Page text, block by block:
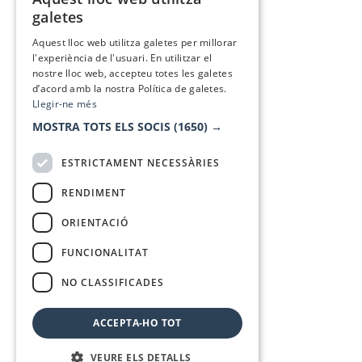
galetes
Aquest lloc web utilitza galetes per millorar
l'experiència de l'usuari. En utilitzar el
nostre lloc web, accepteu totes les galetes
d’acord amb la nostra Política de galetes.
Llegir-ne més
MOSTRA TOTS ELS SOCIS (1650) →
ESTRICTAMENT NECESSÀRIES
RENDIMENT
ORIENTACIÓ
FUNCIONALITAT
NO CLASSIFICADES
ACCEPTA-HO TOT
VEURE ELS DETALLS